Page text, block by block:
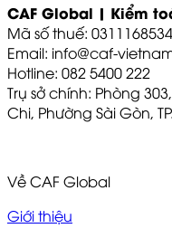
CAF Global | Kiểm
Mã số thuế: 0311168534
Email: info@caf-
Hotline: 082 5400 222
Trụ sở chính: Phòng
Chi, Phường Sài Gòn,
Về CAF Global
Giới thiệu